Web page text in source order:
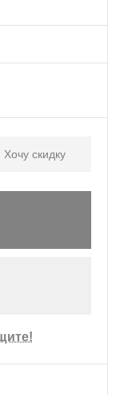
Хочу скидку